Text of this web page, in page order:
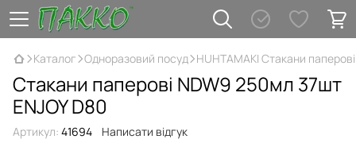
Каталог Одноразовий посуд HUHTAMAKI Стакани паперові
Стакани паперові NDW9 250мл 37шт
ENJOY D80
Артикул: 41694 Написати відгук